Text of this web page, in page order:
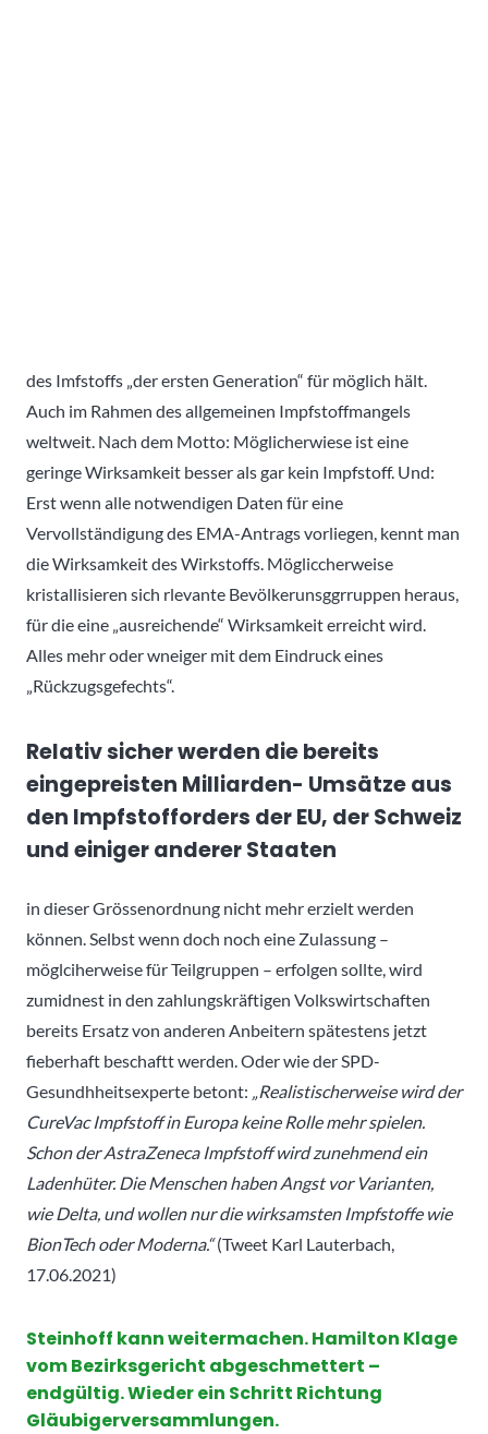
des Imfstoffs „der ersten Generation“ für möglich hält.
Auch im Rahmen des allgemeinen Impfstoffmangels
weltweit. Nach dem Motto: Möglicherwiese ist eine
geringe Wirksamkeit besser als gar kein Impfstoff. Und:
Erst wenn alle notwendigen Daten für eine
Vervollständigung des EMA-Antrags vorliegen, kennt man
die Wirksamkeit des Wirkstoffs. Mögliccherweise
kristallisieren sich rlevante Bevölkerunsggrruppen heraus,
für die eine „ausreichende“ Wirksamkeit erreicht wird.
Alles mehr oder wneiger mit dem Eindruck eines
„Rückzugsgefechts“.
Relativ sicher werden die bereits
eingepreisten Milliarden- Umsätze aus
den Impfstofforders der EU, der Schweiz
und einiger anderer Staaten
in dieser Grössenordnung nicht mehr erzielt werden
können. Selbst wenn doch noch eine Zulassung –
möglciherweise für Teilgruppen – erfolgen sollte, wird
zumidnest in den zahlungskräftigen Volkswirtschaften
bereits Ersatz von anderen Anbeitern spätestens jetzt
fieberhaft beschaftt werden. Oder wie der SPD-
Gesundhheitsexperte betont: „Realistischerweise wird der
CureVac Impfstoff in Europa keine Rolle mehr spielen.
Schon der AstraZeneca Impfstoff wird zunehmend ein
Ladenhüter. Die Menschen haben Angst vor Varianten,
wie Delta, und wollen nur die wirksamsten Impfstoffe wie
BionTech oder Moderna.“(Tweet Karl Lauterbach,
17.06.2021)
Steinhoff kann weitermachen. Hamilton Klage
vom Bezirksgericht abgeschmettert –
endgültig. Wieder ein Schritt Richtung
Gläubigerversammlungen.